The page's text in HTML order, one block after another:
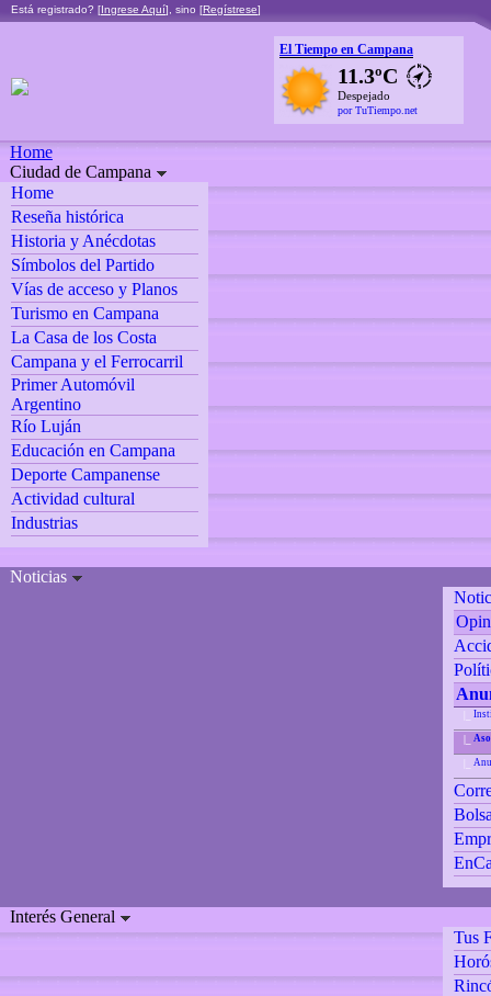
Está registrado? [Ingrese Aquí], sino [Regístrese]
El Tiempo en Campana
11.3ºC
Despejado
por TuTiempo.net
Home
Ciudad de Campana
Home
Reseña histórica
Historia y Anécdotas
Símbolos del Partido
Vías de acceso y Planos
Turismo en Campana
La Casa de los Costa
Campana y el Ferrocarril
Primer Automóvil
Argentino
Río Luján
Educación en Campana
Deporte Campanense
Actividad cultural
Industrias
Noticias
Interés General
Tus